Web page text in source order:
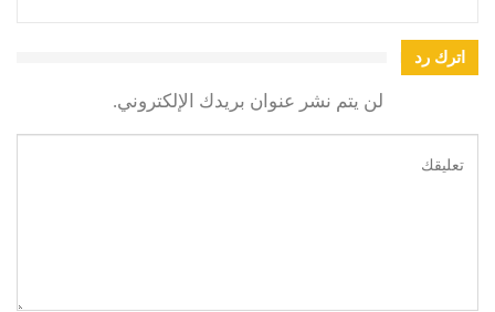
اترك رد
لن يتم نشر عنوان بريدك الإلكتروني.